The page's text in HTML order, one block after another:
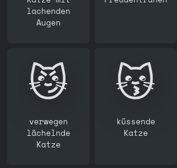
lachenden
Augen
😼
verwegen
lächelnde
Katze
😽
küssende
Katze